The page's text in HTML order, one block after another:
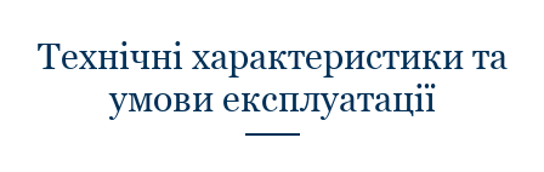
Технічні характеристики та
умови експлуатації